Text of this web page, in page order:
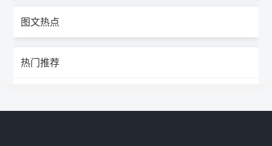
图文热点
热门推荐